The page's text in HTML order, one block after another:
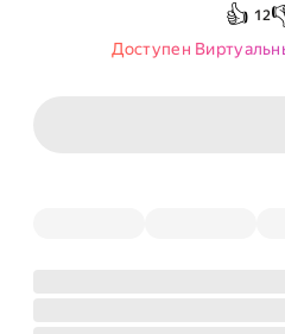
👍 12
Доступен